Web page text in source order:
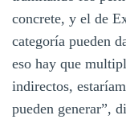
concrete, y el de
categoría pueden
eso hay que
indirectos,
pueden generar”,